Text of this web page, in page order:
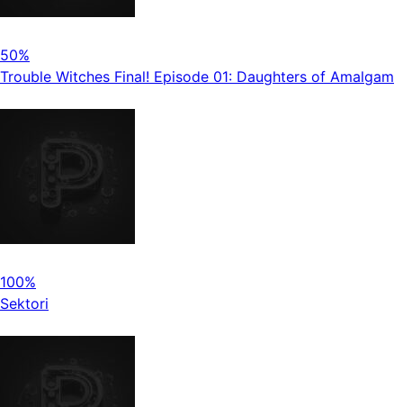
50%
Trouble Witches Final! Episode 01: Daughters of Amalgam
100%
Sektori